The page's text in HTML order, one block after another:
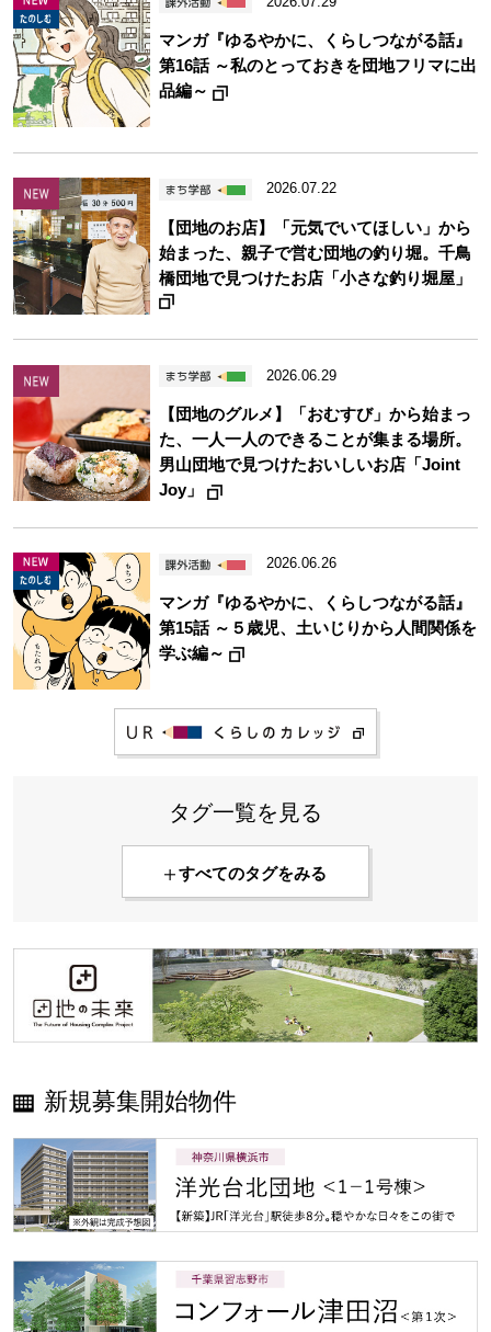
マンガ『ゆるやかに、くらしつながる話』
第16話 ～私のとっておきを団地フリマに出
品編～
2026.07.22
【団地のお店】「元気でいてほしい」から
始まった、親子で営む団地の釣り堀。千鳥
橋団地で見つけたお店「小さな釣り堀屋」
2026.06.29
【団地のグルメ】「おむすび」から始まっ
た、一人一人のできることが集まる場所。
男山団地で見つけたおいしいお店「Joint
Joy」
2026.06.26
マンガ『ゆるやかに、くらしつながる話』
第15話 ～５歳児、土いじりから人間関係を
学ぶ編～
タグ一覧を見る
すべてのタグをみる
新規募集開始物件